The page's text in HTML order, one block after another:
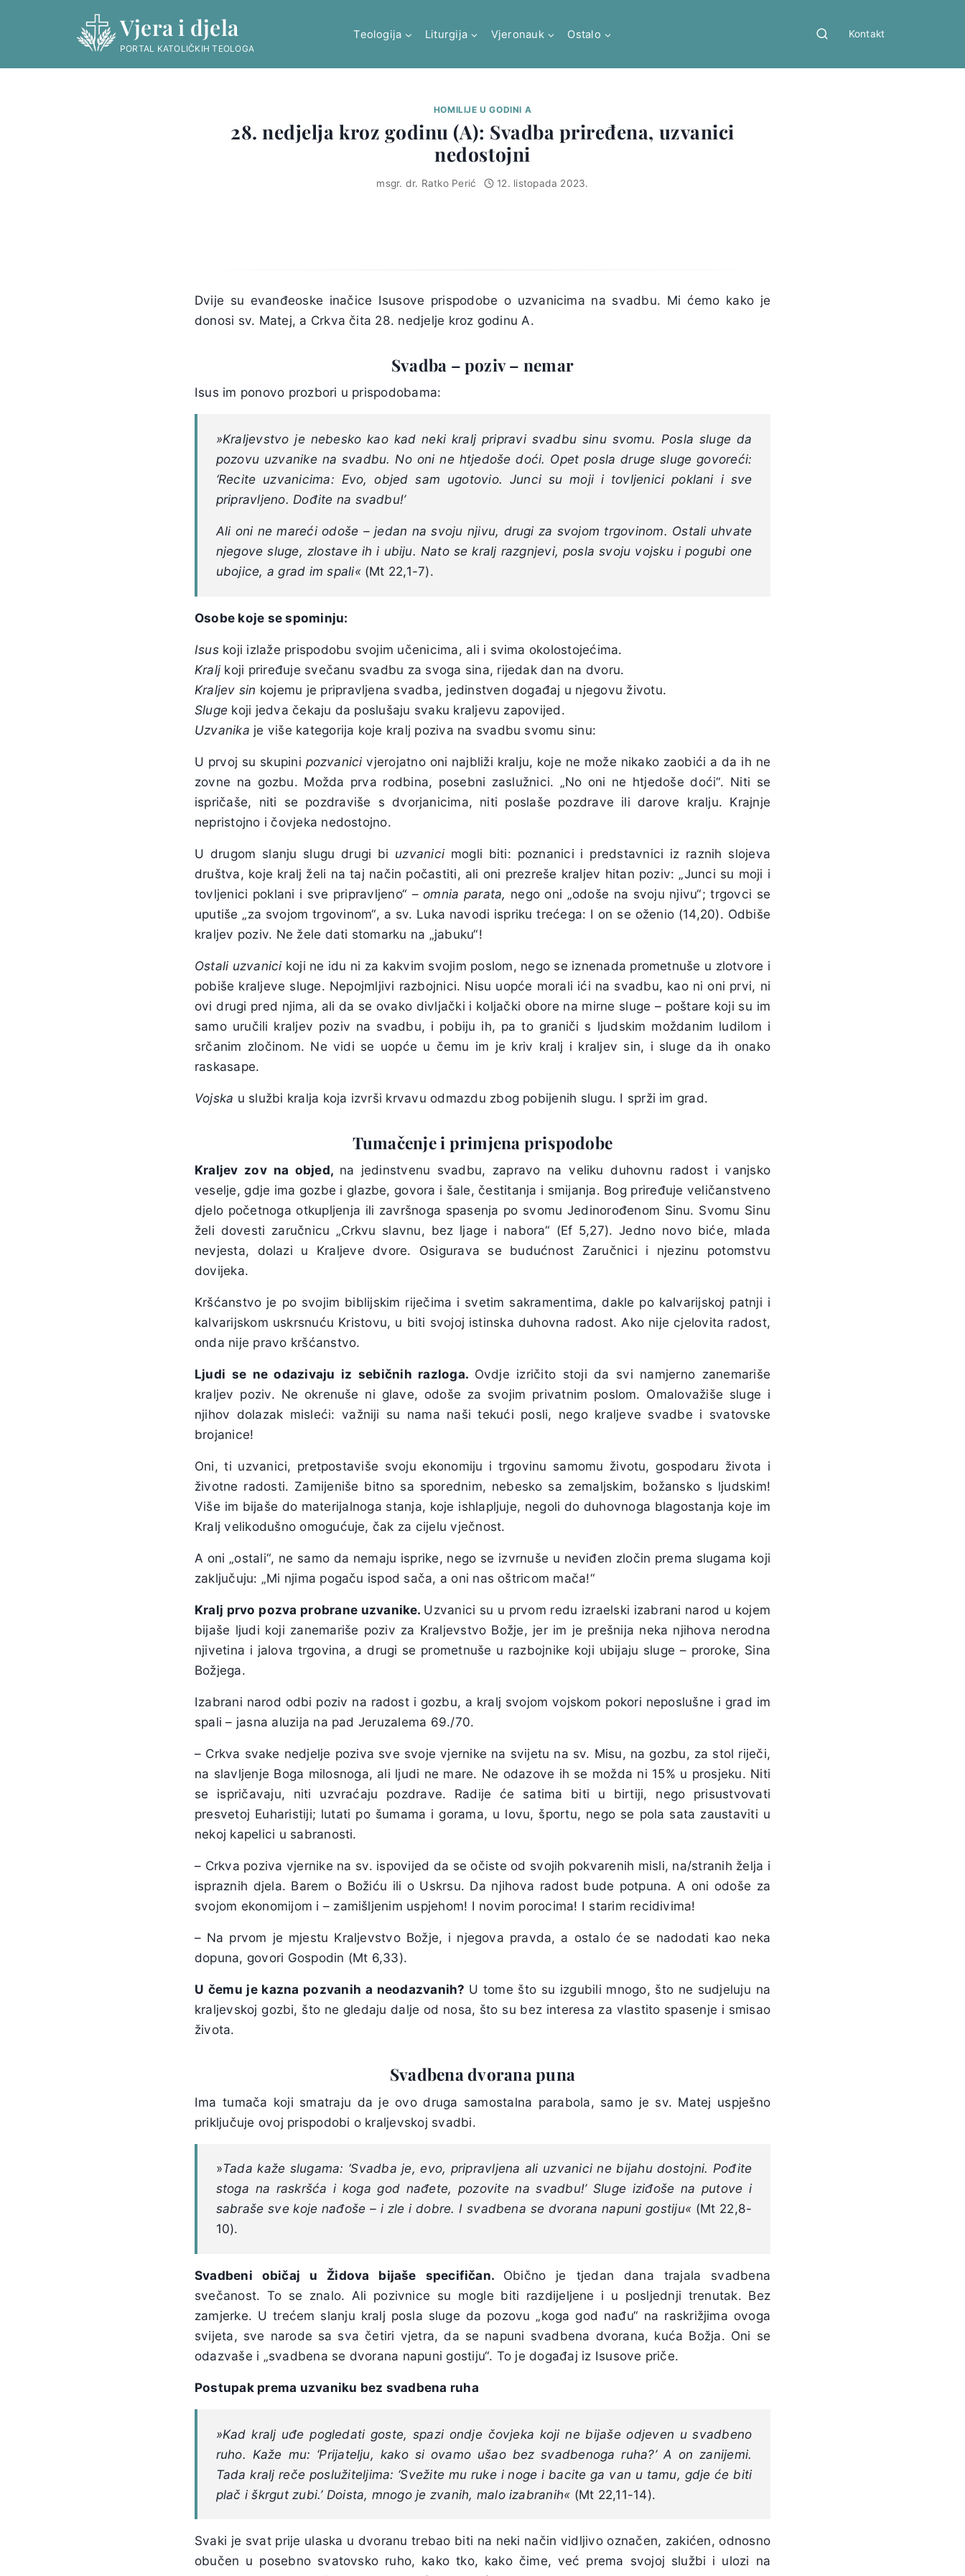
Vjera i djela
PORTAL KATOLIČKIH TEOLOGA
Teologija Liturgija Vjeronauk Ostalo Kontakt
HOMILIJE U GODINI A
28. nedjelja kroz godinu (A): Svadba priređena, uzvanici
nedostojni
msgr. dr. Ratko Perić 12. listopada 2023.
Dvije su evanđeoske inačice Isusove prispodobe o uzvanicima na svadbu. Mi ćemo kako je
donosi sv. Matej, a Crkva čita 28. nedjelje kroz godinu A.
Svadba – poziv – nemar
Isus im ponovo prozbori u prispodobama:
»Kraljevstvo je nebesko kao kad neki kralj pripravi svadbu sinu svomu. Posla sluge da
pozovu uzvanike na svadbu. No oni ne htjedoše doći. Opet posla druge sluge govoreći:
‘Recite uzvanicima: Evo, objed sam ugotovio. Junci su moji i tovljenici poklani i sve
pripravljeno. Dođite na svadbu!’
Ali oni ne mareći odoše – jedan na svoju njivu, drugi za svojom trgovinom. Ostali uhvate
njegove sluge, zlostave ih i ubiju. Nato se kralj razgnjevi, posla svoju vojsku i pogubi one
ubojice, a grad im spali«(Mt 22,1-7).
Osobe koje se spominju:
Isuskoji izlaže prispodobu svojim učenicima, ali i svima okolostojećima.
Kralj koji priređuje svečanu svadbu za svoga sina, rijedak dan na dvoru.
Kraljev sin kojemu je pripravljena svadba, jedinstven događaj u njegovu životu.
Sluge koji jedva čekaju da poslušaju svaku kraljevu zapovijed.
Uzvanika je više kategorija koje kralj poziva na svadbu svomu sinu:
U prvoj su skupini pozvanicivjerojatno oni najbliži kralju, koje ne može nikako zaobići a da ih ne
zovne na gozbu. Možda prva rodbina, posebni zaslužnici. „No oni ne htjedoše doći“. Niti se
ispričaše, niti se pozdraviše s dvorjanicima, niti poslaše pozdrave ili darove kralju. Krajnje
nepristojno i čovjeka nedostojno.
U drugom slanju slugu drugi bi uzvanici mogli biti: poznanici i predstavnici iz raznih slojeva
društva, koje kralj želi na taj način počastiti, ali oni prezreše kraljev hitan poziv: „Junci su moji i
tovljenici poklani i sve pripravljeno“ –omnia parata, nego oni „odoše na svoju njivu“; trgovci se
uputiše „za svojom trgovinom“, a sv. Luka navodi ispriku trećega: I on se oženio (14,20). Odbiše
kraljev poziv. Ne žele dati stomarku na „jabuku“!
Ostali uzvanicikoji ne idu ni za kakvim svojim poslom, nego se iznenada prometnuše u zlotvore i
pobiše kraljeve sluge. Nepojmljivi razbojnici. Nisu uopće morali ići na svadbu, kao ni oni prvi, ni
ovi drugi pred njima, ali da se ovako divljački i koljački obore na mirne sluge – poštare koji su im
samo uručili kraljev poziv na svadbu, i pobiju ih, pa to graniči s ljudskim moždanim ludilom i
srčanim zločinom. Ne vidi se uopće u čemu im je kriv kralj i kraljev sin, i sluge da ih onako
raskasape.
Vojska u službi kralja koja izvrši krvavu odmazdu zbog pobijenih slugu. I sprži im grad.
Tumačenje i primjena prispodobe
Kraljev zov na objed, na jedinstvenu svadbu, zapravo na veliku duhovnu radost i vanjsko
veselje, gdje ima gozbe i glazbe, govora i šale, čestitanja i smijanja. Bog priređuje veličanstveno
djelo početnoga otkupljenja ili završnoga spasenja po svomu Jedinorođenom Sinu. Svomu Sinu
želi dovesti zaručnicu „Crkvu slavnu, bez ljage i nabora“ (Ef 5,27). Jedno novo biće, mlada
nevjesta, dolazi u Kraljeve dvore. Osigurava se budućnost Zaručnici i njezinu potomstvu
dovijeka.
Kršćanstvo je po svojim biblijskim riječima i svetim sakramentima, dakle po kalvarijskoj patnji i
kalvarijskom uskrsnuću Kristovu, u biti svojoj istinska duhovna radost. Ako nije cjelovita radost,
onda nije pravo kršćanstvo.
Ljudi se ne odazivaju iz sebičnih razloga. Ovdje izričito stoji da svi namjerno zanemariše
kraljev poziv. Ne okrenuše ni glave, odoše za svojim privatnim poslom. Omalovažiše sluge i
njihov dolazak misleći: važniji su nama naši tekući posli, nego kraljeve svadbe i svatovske
brojanice!
Oni, ti uzvanici, pretpostaviše svoju ekonomiju i trgovinu samomu životu, gospodaru života i
životne radosti. Zamijeniše bitno sa sporednim, nebesko sa zemaljskim, božansko s ljudskim!
Više im bijaše do materijalnoga stanja, koje ishlapljuje, negoli do duhovnoga blagostanja koje im
Kralj velikodušno omogućuje, čak za cijelu vječnost.
A oni „ostali“, ne samo da nemaju isprike, nego se izvrnuše u neviđen zločin prema slugama koji
zaključuju: „Mi njima pogaču ispod sača, a oni nas oštricom mača!“
Kralj prvo pozva probrane uzvanike. Uzvanici su u prvom redu izraelski izabrani narod u kojem
bijaše ljudi koji zanemariše poziv za Kraljevstvo Božje, jer im je prešnija neka njihova nerodna
njivetina i jalova trgovina, a drugi se prometnuše u razbojnike koji ubijaju sluge – proroke, Sina
Božjega.
Izabrani narod odbi poziv na radost i gozbu, a kralj svojom vojskom pokori neposlušne i grad im
spali – jasna aluzija na pad Jeruzalema 69./70.
– Crkva svake nedjelje poziva sve svoje vjernike na svijetu na sv. Misu, na gozbu, za stol riječi,
na slavljenje Boga milosnoga, ali ljudi ne mare. Ne odazove ih se možda ni 15% u prosjeku. Niti
se ispričavaju, niti uzvraćaju pozdrave. Radije će satima biti u birtiji, nego prisustvovati
presvetoj Euharistiji; lutati po šumama i gorama, u lovu, športu, nego se pola sata zaustaviti u
nekoj kapelici u sabranosti.
– Crkva poziva vjernike na sv. ispovijed da se očiste od svojih pokvarenih misli, na/stranih želja i
ispraznih djela. Barem o Božiću ili o Uskrsu. Da njihova radost bude potpuna. A oni odoše za
svojom ekonomijom i – zamišljenim uspjehom! I novim porocima! I starim recidivima!
– Na prvom je mjestu Kraljevstvo Božje, i njegova pravda, a ostalo će se nadodati kao neka
dopuna, govori Gospodin (Mt 6,33).
U čemu je kazna pozvanih a neodazvanih? U tome što su izgubili mnogo, što ne sudjeluju na
kraljevskoj gozbi, što ne gledaju dalje od nosa, što su bez interesa za vlastito spasenje i smisao
života.
Svadbena dvorana puna
Ima tumača koji smatraju da je ovo druga samostalna parabola, samo je sv. Matej uspješno
priključuje ovoj prispodobi o kraljevskoj svadbi.
»Tada kaže slugama: ‘Svadba je, evo, pripravljena ali uzvanici ne bijahu dostojni. Pođite
stoga na raskršća i koga god nađete, pozovite na svadbu!’ Sluge iziđoše na putove i
sabraše sve koje nađoše – i zle i dobre. I svadbena se dvorana napuni gostiju« (Mt 22,8-
10).
Svadbeni običaj u Židova bijaše specifičan. Obično je tjedan dana trajala svadbena
svečanost. To se znalo. Ali pozivnice su mogle biti razdijeljene i u posljednji trenutak. Bez
zamjerke. U trećem slanju kralj posla sluge da pozovu „koga god nađu“ na raskrižjima ovoga
svijeta, sve narode sa sva četiri vjetra, da se napuni svadbena dvorana, kuća Božja. Oni se
odazvaše i „svadbena se dvorana napuni gostiju“. To je događaj iz Isusove priče.
Postupak prema uzvaniku bez svadbena ruha
»Kad kralj uđe pogledati goste, spazi ondje čovjeka koji ne bijaše odjeven u svadbeno
ruho. Kaže mu: ‘Prijatelju, kako si ovamo ušao bez svadbenoga ruha?’ A on zanijemi.
Tada kralj reče poslužiteljima: ‘Svežite mu ruke i noge i bacite ga van u tamu, gdje će biti
plač i škrgut zubi.’ Doista, mnogo je zvanih, malo izabranih« (Mt 22,11-14).
Svaki je svat prije ulaska u dvoranu trebao biti na neki način vidljivo označen, zakićen, odnosno
obučen u posebno svatovsko ruho, kako tko, kako čime, već prema svojoj službi i ulozi na